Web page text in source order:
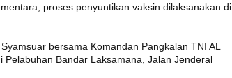
proses penyuntikan vaksin dilaksanakan di
bersama Komandan Pangkalan TNI AL
Bandar Laksamana, Jalan Jenderal